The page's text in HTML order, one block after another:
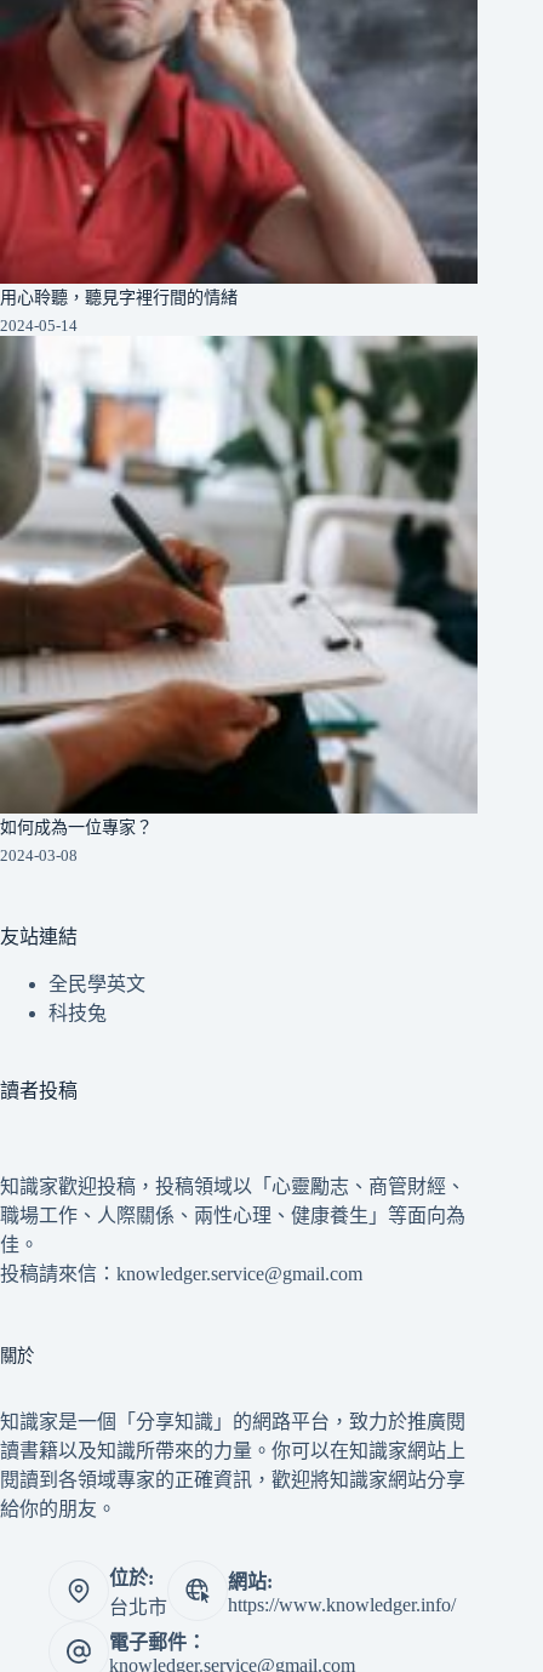
用心聆聽，聽見字裡行間的情緒
2024-05-14
如何成為一位專家？
2024-03-08
友站連結
全民學英文
科技兔
讀者投稿
知識家歡迎投稿，投稿領域以「心靈勵志、商管財經、
職場工作、人際關係、兩性心理、健康養生」等面向為
佳。
投稿請來信：knowledger.service@gmail.com
關於
知識家是一個「分享知識」的網路平台，致力於推廣閱
讀書籍以及知識所帶來的力量。你可以在知識家網站上
閱讀到各領域專家的正確資訊，歡迎將知識家網站分享
給你的朋友。
位於:
台北市
網站:
https://www.knowledger.info/
電子郵件：
knowledger.service@gmail.com